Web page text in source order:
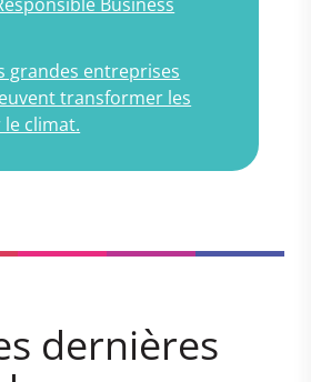
grandes entreprises
transformer les
climat.
dernières